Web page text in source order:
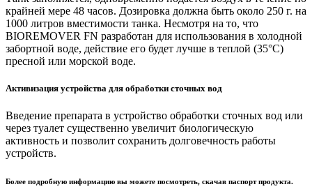
крайней мере 48 часов. Дозировка должна быть около 250 г. на
1000 литров вместимости танка. Несмотря на то, что
BIOREMOVER FN разработан для использования в холодной
забортной воде, действие его будет лучше в теплой (35°С)
пресной или морской воде.
Активизация устройства для обработки сточных вод
Введение препарата в устройство обработки сточных вод или
через туалет существенно увеличит биологическую
активность и позволит сохранить долговечность работы
устройств.
Более подробную информацию вы можете посмотреть, скачав паспорт продукта.